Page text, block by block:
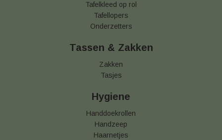
Tafelkleed op rol
Tafellopers
Onderzetters
Tassen & Zakken
Zakken
Tasjes
Hygiene
Handdoekrollen
Handzeep
Haarnetjes